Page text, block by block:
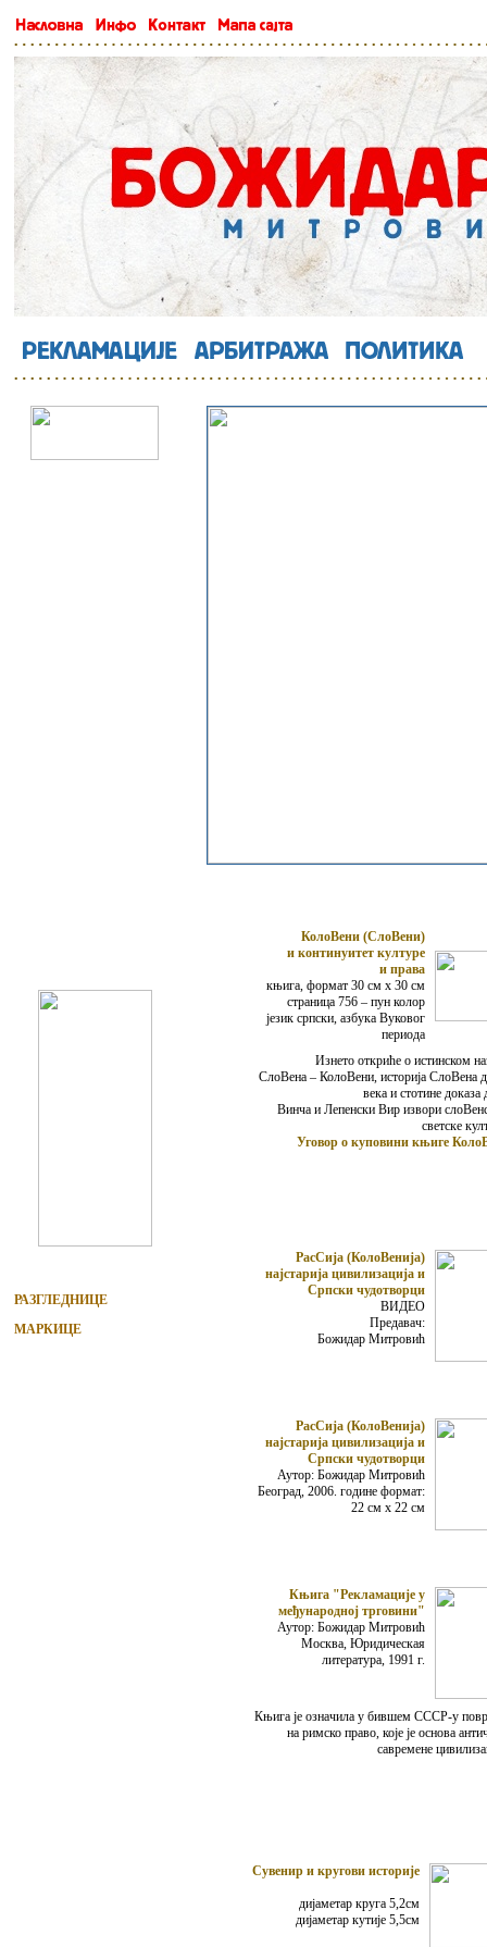
РАЗГЛЕДНИЦЕ
МАРКИЦЕ
КолоВени (СлоВени)
и континуитет културе
и права
књига, формат 30 см х 30 см
страница 756 – пун колор
језик српски, азбука Вуковог
периода
Изнето откриће о истинском
СлоВена – КолоВени, историја СлоВена
века и стотине доказа
Винча и Лепенски Вир извори
светске
Уговор о куповини књиге
РасСија (КолоВенија)
најстарија цивилизација и
Српски чудотворци
ВИДЕО
Предавач:
Божидар Митровић
РасСија (КолоВенија)
најстарија цивилизација и
Српски чудотворци
Аутор: Божидар Митровић
Београд, 2006. године формат:
22 см х 22 см
Књига "Рекламације у
међународној трговини"
Аутор: Божидар Митровић
Москва, Юридическая
литература, 1991 г.
Књига је означила у бившем СССР-у
на римско право, које је основа
савремене
Сувенир и кругови историје
диjаметар круга 5,2см
диjaметар кутије 5,5см